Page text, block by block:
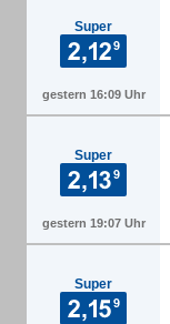
Super
gestern 16:09 Uhr
Super
gestern 19:07 Uhr
Super